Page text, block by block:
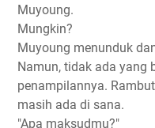
Muyoung.
Mungkin?
Muyoung menunduk
Namun, tidak ada yang
penampilannya.
masih ada di sana.
"Apa maksudmu?"